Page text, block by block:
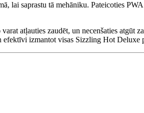
lai saprastu tā mehāniku. Pateicoties
atļauties zaudēt, un necenšaties atgūt
efektīvi izmantot visas Sizzling Hot Deluxe